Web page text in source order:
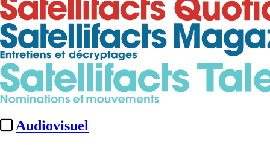
Audiovisuel